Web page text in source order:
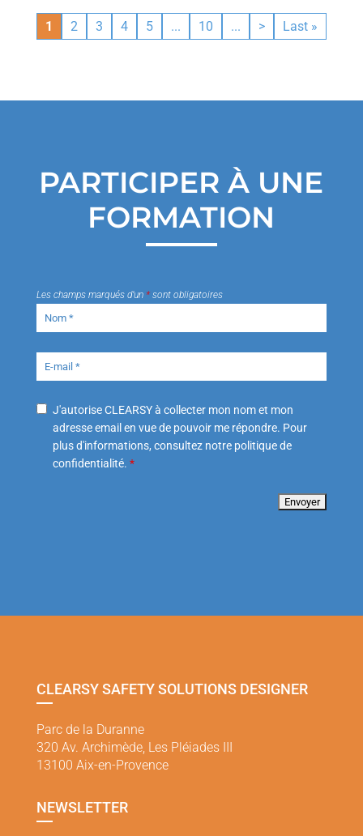
1 2 3 4 5 ... 10 ... > Last »
PARTICIPER À UNE
FORMATION
Les champs marqués d’un *sont obligatoires
J'autorise CLEARSY à collecter mon nom et mon
adresse email en vue de pouvoir me répondre. Pour
plus d'informations, consultez notre politique de
confidentialité. *
CLEARSY SAFETY SOLUTIONS DESIGNER
Parc de la Duranne
320 Av. Archimède, Les Pléiades III
13100 Aix-en-Provence
NEWSLETTER